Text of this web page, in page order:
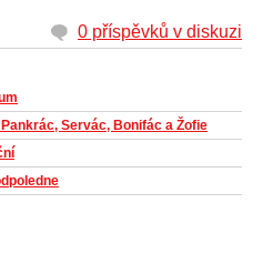
0 příspěvků v diskuzi
Servác, Bonifác a Žofie